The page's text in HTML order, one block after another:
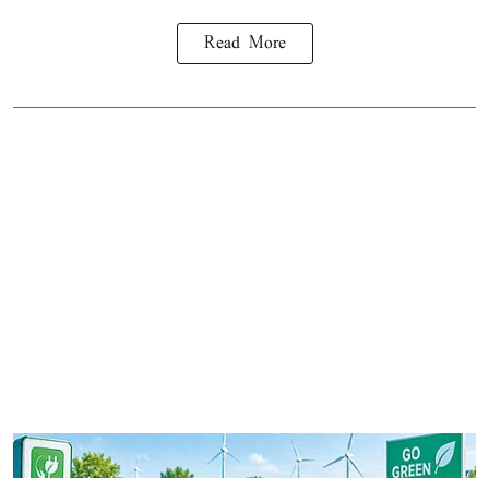
Read More